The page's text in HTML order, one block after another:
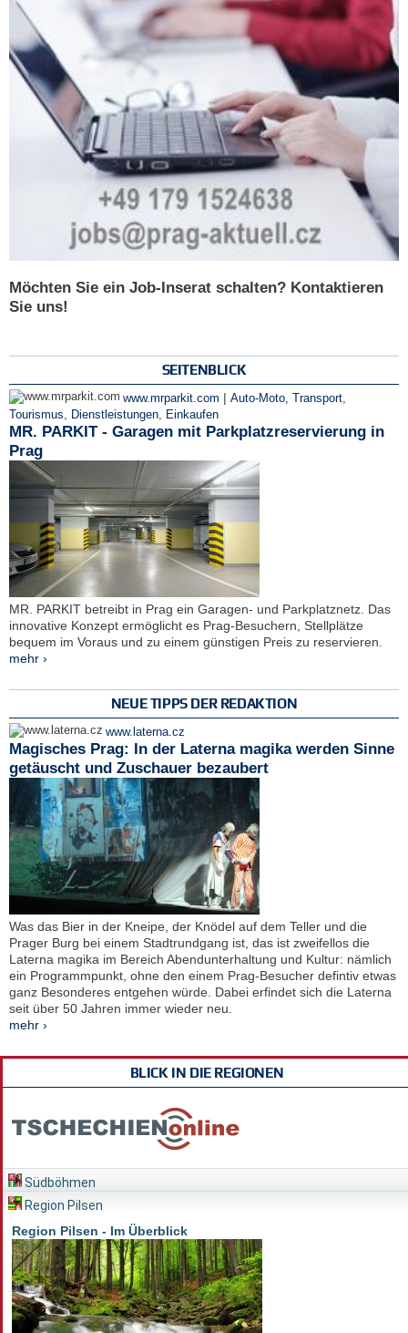
Möchten Sie ein Job-Inserat schalten? Kontaktieren
Sie uns!
SEITENBLICK
www.mrparkit.com | Auto-Moto, Transport,
Tourismus, Dienstleistungen, Einkaufen
MR. PARKIT - Garagen mit Parkplatzreservierung in
Prag
MR. PARKIT betreibt in Prag ein Garagen- und Parkplatznetz. Das
innovative Konzept ermöglicht es Prag-Besuchern, Stellplätze
bequem im Voraus und zu einem günstigen Preis zu reservieren.
mehr ›
NEUE TIPPS DER REDAKTION
www.laterna.cz
Magisches Prag: In der Laterna magika werden Sinne
getäuscht und Zuschauer bezaubert
Was das Bier in der Kneipe, der Knödel auf dem Teller und die
Prager Burg bei einem Stadtrundgang ist, das ist zweifellos die
Laterna magika im Bereich Abendunterhaltung und Kultur: nämlich
ein Programmpunkt, ohne den einem Prag-Besucher defintiv etwas
ganz Besonderes entgehen würde. Dabei erfindet sich die Laterna
seit über 50 Jahren immer wieder neu.
mehr ›
BLICK IN DIE REGIONEN
Südböhmen
Region Pilsen
Region Pilsen - Im Überblick